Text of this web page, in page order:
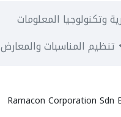
وتكنولوجيا المعلومات
تنظيم المناسبات والمعارض
Ramacon Corporation Sdn